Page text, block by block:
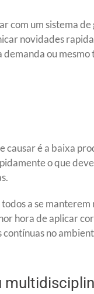
com um sistema
novidades
demanda ou
causar é a baixa
o que
a se
hora de aplicar
no